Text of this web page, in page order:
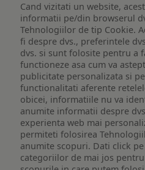
Cand vizitati un website,
informatii pe/din browserul
Tehnologiilor de tip Cookie.
fi despre dvs., preferintele
dvs. si sunt folosite pentru a
functioneze asa cum va
publicitate personalizata si
functionalitati aferente
obicei, informatiile nu va
anumite informatii despre
experienta web mai
permiteti folosirea
anumite scopuri. Dati click
categoriilor de mai jos